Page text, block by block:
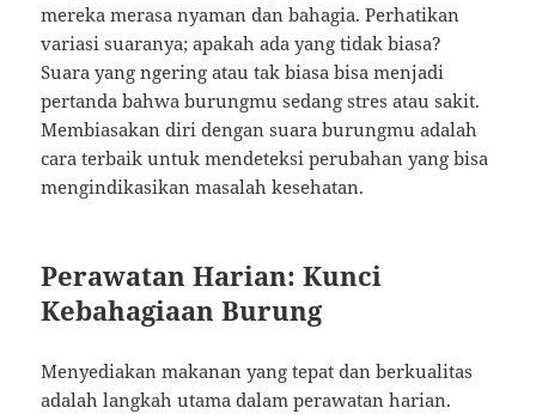
mereka merasa nyaman dan bahagia. Perhatikan
variasi suaranya; apakah ada yang tidak biasa?
Suara yang ngering atau tak biasa bisa menjadi
pertanda bahwa burungmu sedang stres atau sakit.
Membiasakan diri dengan suara burungmu adalah
cara terbaik untuk mendeteksi perubahan yang bisa
mengindikasikan masalah kesehatan.
Perawatan Harian: Kunci
Kebahagiaan Burung
Menyediakan makanan yang tepat dan berkualitas
adalah langkah utama dalam perawatan harian.